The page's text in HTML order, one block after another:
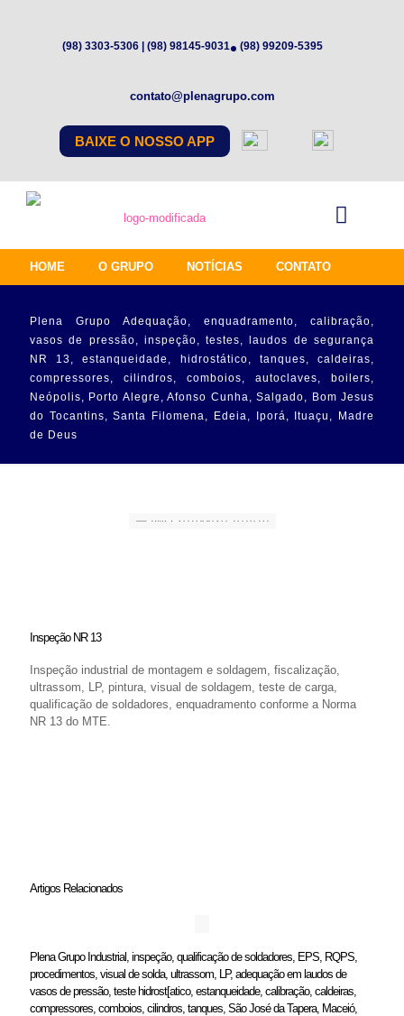
(98) 3303-5306 | (98) 98145-9031 (98) 99209-5395
contato@plenagrupo.com
BAIXE O NOSSO APP
HOME O GRUPO NOTÍCIAS CONTATO
Plena Grupo Adequação, enquadramento, calibração,
vasos de pressão, inspeção, testes, laudos de segurança
NR 13, estanqueidade, hidrostático, tanques, caldeiras,
compressores, cilindros, comboios, autoclaves, boilers,
Neópolis, Porto Alegre, Afonso Cunha, Salgado, Bom Jesus
do Tocantins, Santa Filomena, Edeia, Iporá, Ituaçu, Madre
de Deus
Inspeção NR 13
Inspeção industrial de montagem e soldagem, fiscalização,
ultrassom, LP, pintura, visual de soldagem, teste de carga,
qualificação de soldadores, enquadramento conforme a Norma
NR 13 do MTE.
Artigos Relacionados
Plena Grupo Industrial, inspeção, qualificação de soldadores, EPS, RQPS,
procedimentos, visual de solda, ultrassom, LP, adequação em laudos de
vasos de pressão, teste hidrost[atico, estanqueidade, calibração, caldeiras,
compressores, comboios, cilindros, tanques, São José da Tapera, Maceió,